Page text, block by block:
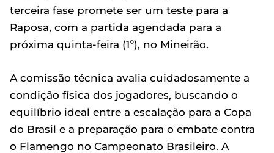
terceira fase promete ser um teste para a
Raposa, com a partida agendada para a
próxima quinta-feira (1º), no Mineirão.
A comissão técnica avalia cuidadosamente a
condição física dos jogadores, buscando o
equilíbrio ideal entre a escalação para a Copa
do Brasil e a preparação para o embate contra
o Flamengo no Campeonato Brasileiro. A